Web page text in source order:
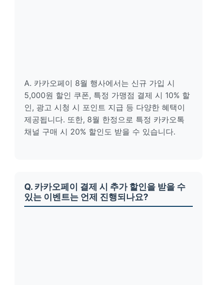
A. 카카오페이 8월 행사에서는 신규 가입 시
5,000원 할인 쿠폰, 특정 가맹점 결제 시 10% 할
인, 광고 시청 시 포인트 지급 등 다양한 혜택이
제공됩니다. 또한, 8월 한정으로 특정 카카오톡
채널 구매 시 20% 할인도 받을 수 있습니다.
Q. 카카오페이 결제 시 추가 할인을 받을 수
있는 이벤트는 언제 진행되나요?